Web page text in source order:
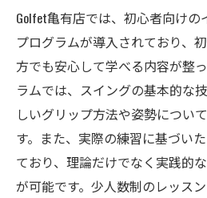
Golfet亀有店では、初心者向け
プログラムが導入されており、
方でも安心して学べる内容が整
ラムでは、スイングの基本的な
しいグリップ方法や姿勢につい
す。また、実際の練習に基づい
ており、理論だけでなく実践的
が可能です。少人数制のレッス